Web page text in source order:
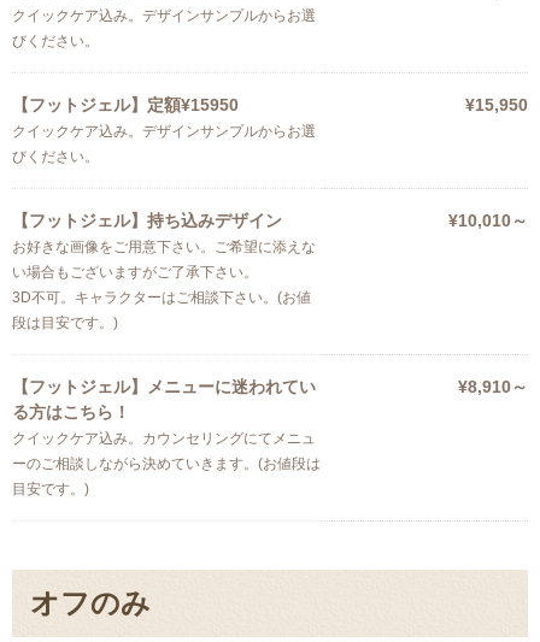
クイックケア込み。デザインサンプルからお選
びください。
【フットジェル】定額¥15950
クイックケア込み。デザインサンプルからお選
びください。
¥15,950
【フットジェル】持ち込みデザイン
お好きな画像をご用意下さい。ご希望に添えな
い場合もございますがご了承下さい。
3D不可。キャラクターはご相談下さい。(お値
段は目安です。)
¥10,010～
【フットジェル】メニューに迷われてい
る方はこちら！
クイックケア込み。カウンセリングにてメニュ
ーのご相談しながら決めていきます。(お値段は
目安です。)
¥8,910～
オフのみ